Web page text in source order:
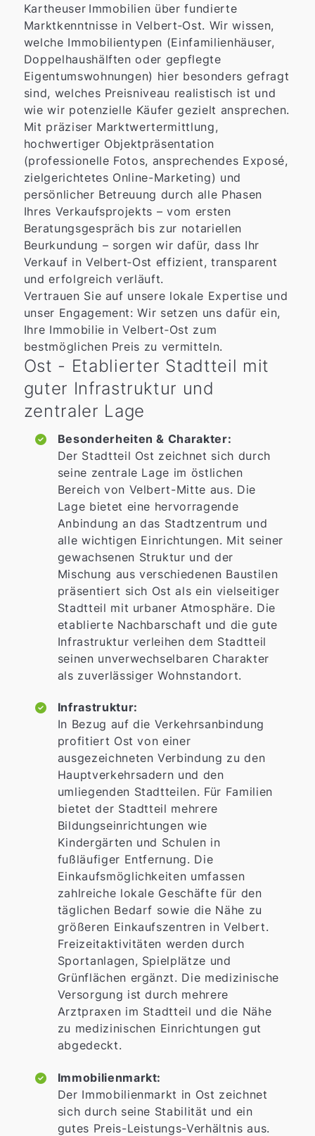
Kartheuser Immobilien über fundierte
Marktkenntnisse in Velbert‑Ost. Wir wissen,
welche Immobilientypen (Einfamilienhäuser,
Doppelhaushälften oder gepflegte
Eigentumswohnungen) hier besonders gefragt
sind, welches Preisniveau realistisch ist und
wie wir potenzielle Käufer gezielt ansprechen.
Mit präziser Marktwertermittlung,
hochwertiger Objektpräsentation
(professionelle Fotos, ansprechendes Exposé,
zielgerichtetes Online-Marketing) und
persönlicher Betreuung durch alle Phasen
Ihres Verkaufsprojekts – vom ersten
Beratungsgespräch bis zur notariellen
Beurkundung – sorgen wir dafür, dass Ihr
Verkauf in Velbert‑Ost effizient, transparent
und erfolgreich verläuft.
Vertrauen Sie auf unsere lokale Expertise und
unser Engagement: Wir setzen uns dafür ein,
Ihre Immobilie in Velbert‑Ost zum
bestmöglichen Preis zu vermitteln.
Ost - Etablierter Stadtteil mit
guter Infrastruktur und
zentraler Lage
Besonderheiten & Charakter:
Der Stadtteil Ost zeichnet sich durch
seine zentrale Lage im östlichen
Bereich von Velbert-Mitte aus. Die
Lage bietet eine hervorragende
Anbindung an das Stadtzentrum und
alle wichtigen Einrichtungen. Mit seiner
gewachsenen Struktur und der
Mischung aus verschiedenen Baustilen
präsentiert sich Ost als ein vielseitiger
Stadtteil mit urbaner Atmosphäre. Die
etablierte Nachbarschaft und die gute
Infrastruktur verleihen dem Stadtteil
seinen unverwechselbaren Charakter
als zuverlässiger Wohnstandort.
Infrastruktur:
In Bezug auf die Verkehrsanbindung
profitiert Ost von einer
ausgezeichneten Verbindung zu den
Hauptverkehrsadern und den
umliegenden Stadtteilen. Für Familien
bietet der Stadtteil mehrere
Bildungseinrichtungen wie
Kindergärten und Schulen in
fußläufiger Entfernung. Die
Einkaufsmöglichkeiten umfassen
zahlreiche lokale Geschäfte für den
täglichen Bedarf sowie die Nähe zu
größeren Einkaufszentren in Velbert.
Freizeitaktivitäten werden durch
Sportanlagen, Spielplätze und
Grünflächen ergänzt. Die medizinische
Versorgung ist durch mehrere
Arztpraxen im Stadtteil und die Nähe
zu medizinischen Einrichtungen gut
abgedeckt.
Immobilienmarkt:
Der Immobilienmarkt in Ost zeichnet
sich durch seine Stabilität und ein
gutes Preis-Leistungs-Verhältnis aus.